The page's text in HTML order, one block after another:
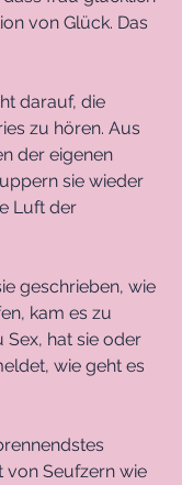
von Glück. Das
darauf, die
zu hören. Aus
der eigenen
sie wieder
Luft der
geschrieben, wie
kam es zu
Sex, hat sie oder
wie geht es
von Seufzern wie